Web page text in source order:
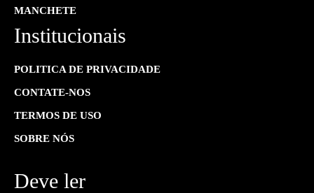
MANCHETE
Institucionais
POLITICA DE PRIVACIDADE
CONTATE-NOS
TERMOS DE USO
SOBRE NÓS
Deve ler